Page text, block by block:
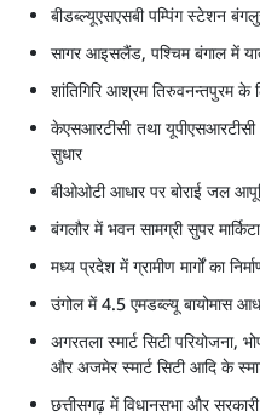
बीडब्‍ल्‍यूएसएसबी पम्‍पिंग स्‍टेशन
सागर आइसलैंड, पश्‍चिम बंगाल में
शांतिगिरि आश्रम तिरुवनन्‍तपुरम के
केएसआरटीसी तथा यूपीएसआरटीसी
सुधार
बीओओटी आधार पर बोराई जल
बंगलौर में भवन सामग्री सुपर मार्किटा
मध्‍य प्रदेश में ग्रामीण मार्गों का
उंगोल में 4.5 एमडब्‍ल्‍यू बायोमास
अगरतला स्मार्ट सिटी परियोजना,
और अजमेर स्मार्ट सिटी आदि के
छत्तीसगढ़ में विधानसभा और सरकारी